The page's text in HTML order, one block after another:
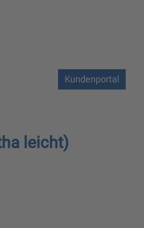
Kundenportal
leicht)